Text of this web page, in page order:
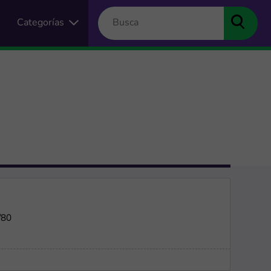
Categorías